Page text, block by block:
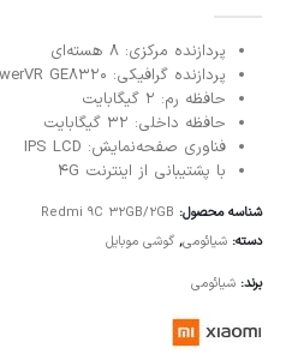
پردازنده مرکزی: 8 هسته‌ای
پردازنده گرافیکی: PowerVR GE8320
حافظه رم: 2 گیگابایت
حافظه داخلی: 32 گیگابایت
فناوری صفحه‌نمایش: IPS LCD
با پشتیبانی از اینترنت 4G
شناسه محصول: Redmi 9C 32GB/2GB
دسته: شیائومی, گوشی موبایل
برند: شیائومی